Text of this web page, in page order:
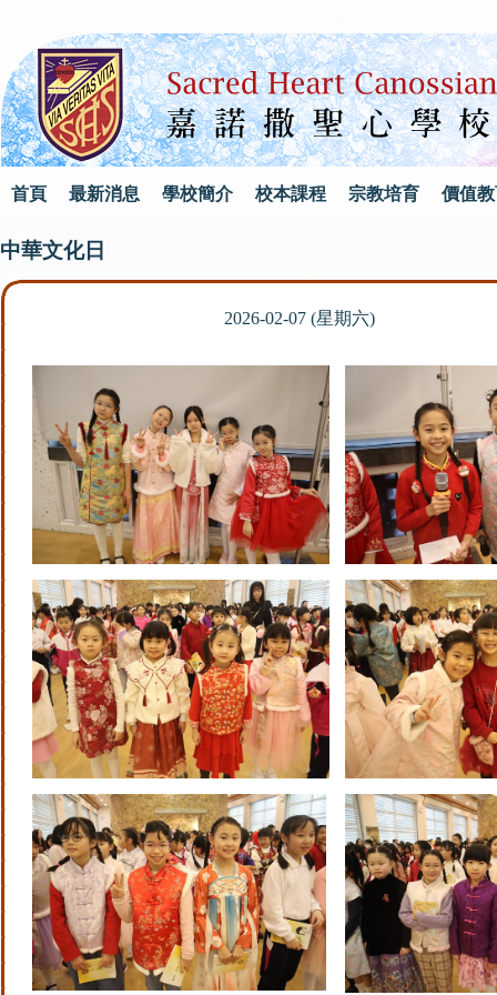
首頁 最新消息 學校簡介 校本課程 宗教培育 價值
中華文化日
2026-02-07 (星期六)